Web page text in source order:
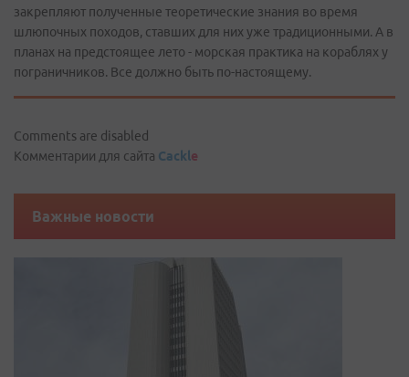
закрепляют полученные теоретические знания во время
шлюпочных походов, ставших для них уже традиционными. А в
планах на предстоящее лето - морская практика на кораблях у
пограничников. Все должно быть по-настоящему.
Comments are disabled
Комментарии для сайта Cackle
Важные новости